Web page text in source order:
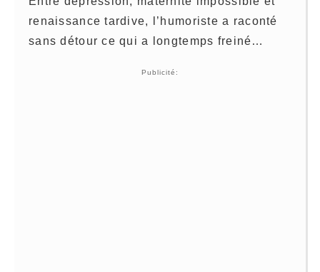
renaissance tardive, l’humoriste a raconté
sans détour ce qui a longtemps freiné…
Publicité: